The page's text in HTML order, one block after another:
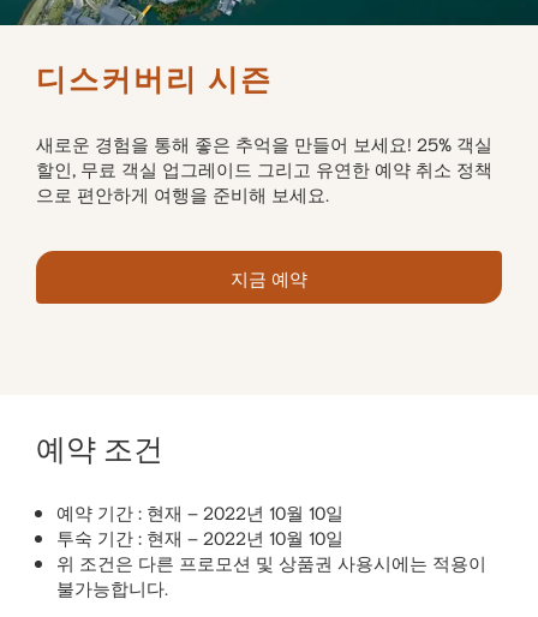
디스커버리 시즌
새로운 경험을 통해 좋은 추억을 만들어 보세요! 25% 객실
할인, 무료 객실 업그레이드 그리고 유연한 예약 취소 정책
으로 편안하게 여행을 준비해 보세요.
지금 예약
예약 조건
예약 기간 : 현재 – 2022년 10월 10일
투숙 기간 : 현재 – 2022년 10월 10일
위 조건은 다른 프로모션 및 상품권 사용시에는 적용이
불가능합니다.